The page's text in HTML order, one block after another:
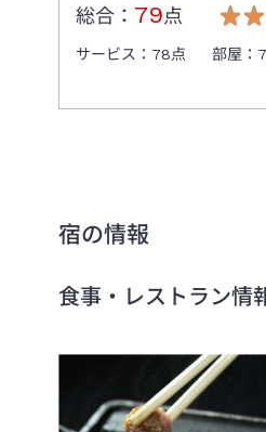
総合： 79点
サービス： 78点 部屋：
宿の情報
食事・レストラン情